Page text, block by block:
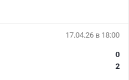
17.04.26 в 18:00
0
2